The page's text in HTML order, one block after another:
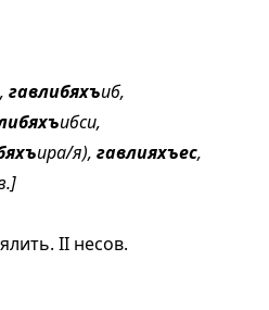
гавлибяхъиб,
ибси,
ира/я), гавлияхъес,
II несов.